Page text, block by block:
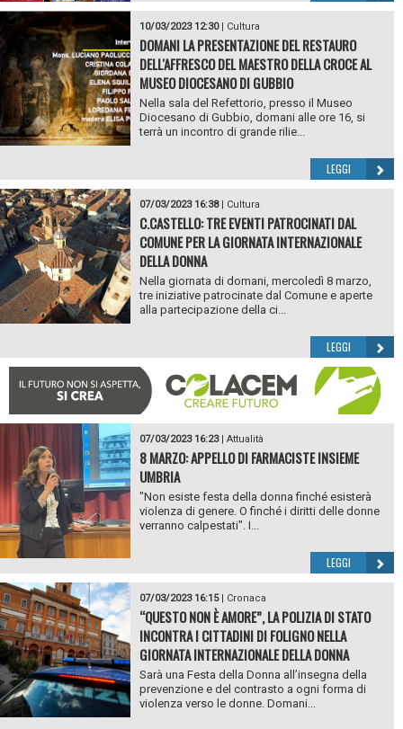
10/03/2023 12:30| Cultura
DOMANI LA PRESENTAZIONE DEL RESTAURO
DELL'AFFRESCO DEL MAESTRO DELLA CROCE AL
MUSEO DIOCESANO DI GUBBIO
Nella sala del Refettorio, presso il Museo
Diocesano di Gubbio, domani alle ore 16, si
terrà un incontro di grande rilie...
LEGGI
07/03/2023 16:38| Cultura
C.CASTELLO: TRE EVENTI PATROCINATI DAL
COMUNE PER LA GIORNATA INTERNAZIONALE
DELLA DONNA
Nella giornata di domani, mercoledì 8 marzo,
tre iniziative patrocinate dal Comune e aperte
alla partecipazione della ci...
LEGGI
07/03/2023 16:23| Attualità
8 MARZO: APPELLO DI FARMACISTE INSIEME
UMBRIA
"Non esiste festa della donna finché esisterà
violenza di genere. O finché i diritti delle donne
verranno calpestati". I...
LEGGI
07/03/2023 16:15| Cronaca
“QUESTO NON È AMORE”, LA POLIZIA DI STATO
INCONTRA I CITTADINI DI FOLIGNO NELLA
GIORNATA INTERNAZIONALE DELLA DONNA
Sarà una Festa della Donna all’insegna della
prevenzione e del contrasto a ogni forma di
violenza verso le donne. Domani...